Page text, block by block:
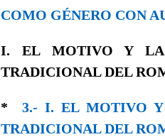
COMO GÉNERO CON
I. EL MOTIVO Y LA
TRADICIONAL DEL
* 3.- I. EL MOTIVO Y
TRADICIONAL DEL